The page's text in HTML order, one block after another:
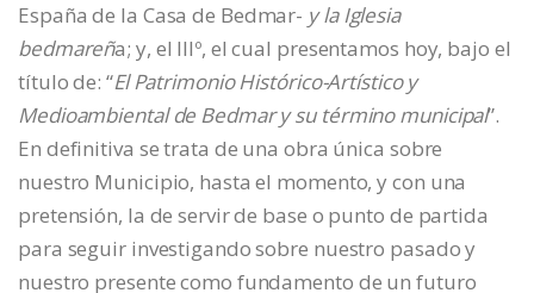
España de la Casa de Bedmar- y la Iglesia
bedmareña; y, el IIIº, el cual presentamos hoy, bajo el
título de: “El Patrimonio Histórico-Artístico y
Medioambiental de Bedmar y su término municipal”.
En definitiva se trata de una obra única sobre
nuestro Municipio, hasta el momento, y con una
pretensión, la de servir de base o punto de partida
para seguir investigando sobre nuestro pasado y
nuestro presente como fundamento de un futuro